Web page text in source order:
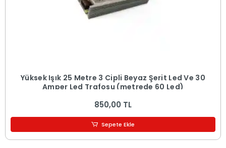
Yüksek Işık 25 Metre 3 Cipli Beyaz Şerit Led Ve 30
Amper Led Trafosu (metrede 60 Led)
850,00 TL
Sepete Ekle